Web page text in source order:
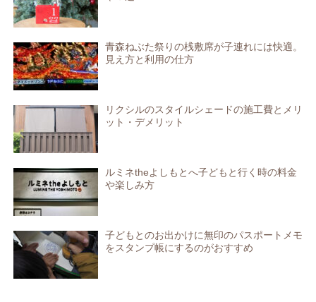
青森ねぶた祭りの桟敷席が子連れには快適。
見え方と利用の仕方
リクシルのスタイルシェードの施工費とメリ
ット・デメリット
ルミネtheよしもとへ子どもと行く時の料金
や楽しみ方
子どもとのお出かけに無印のパスポートメモ
をスタンプ帳にするのがおすすめ